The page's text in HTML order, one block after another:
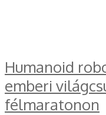
Humanoid
emberi
félmaratonon